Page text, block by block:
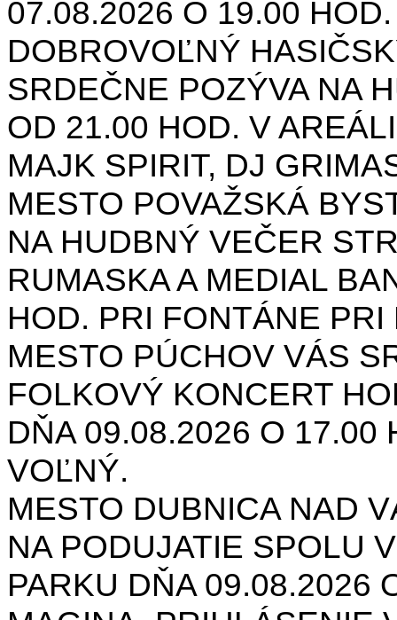
07.08.2026 O 19.00
DOBROVOĽNÝ
SRDEČNE POZÝVA NA
OD 21.00 HOD. V
MAJK SPIRIT, DJ
MESTO POVAŽSKÁ
NA HUDBNÝ VEČER
RUMASKA A MEDIAL
HOD. PRI FONTÁNE PRI
MESTO PÚCHOV VÁS
FOLKOVÝ KONCERT
DŇA 09.08.2026 O 17.00
VOĽNÝ.
MESTO DUBNICA NAD
NA PODUJATIE SPOLU
PARKU DŇA 09.08.2026